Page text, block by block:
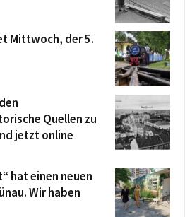
Mittwoch, der 5.
Quellen zu
jetzt online
hat einen neuen
Wir haben